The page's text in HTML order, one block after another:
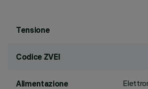
Tensione
Codice ZVEI
Alimentazione